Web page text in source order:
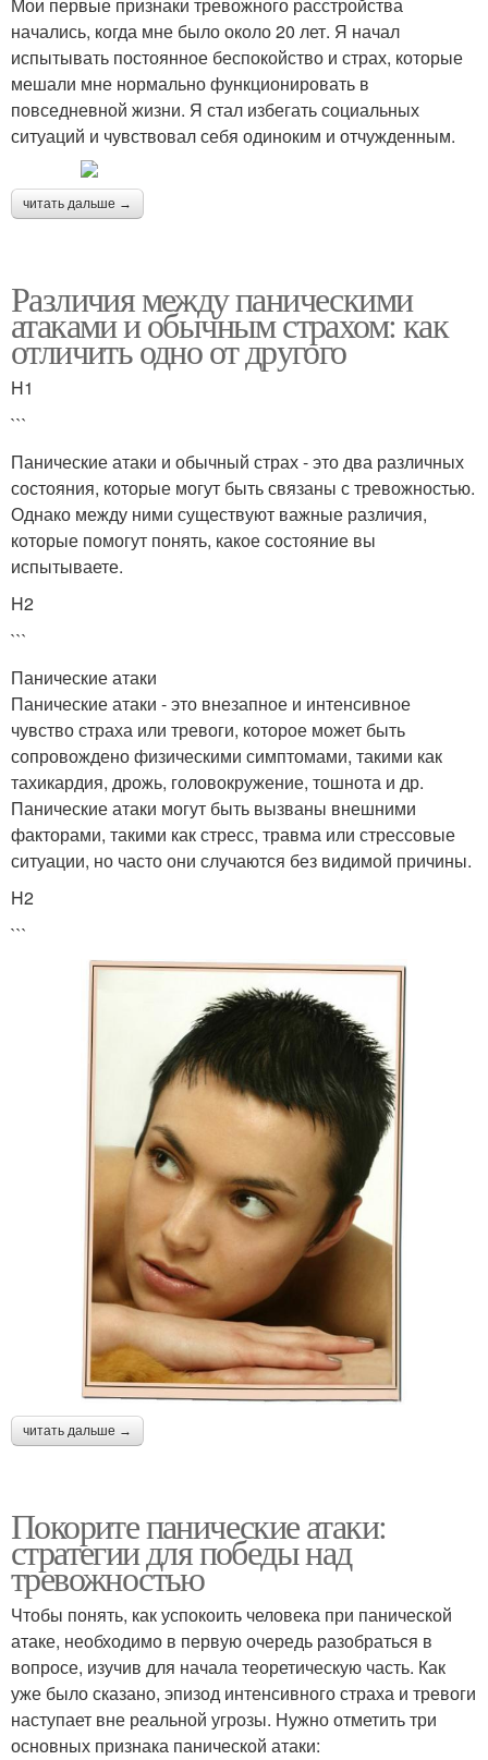
начались, когда мне было около 20 лет. Я начал
испытывать постоянное беспокойство и страх, которые
мешали мне нормально функционировать в
повседневной жизни. Я стал избегать социальных
ситуаций и чувствовал себя одиноким и отчужденным.
читать дальше →
Различия между паническими
атаками и обычным страхом: как
отличить одно от другого
H1
```
Панические атаки и обычный страх - это два различных
состояния, которые могут быть связаны с тревожностью.
Однако между ними существуют важные различия,
которые помогут понять, какое состояние вы
испытываете.
H2
```
Панические атаки
Панические атаки - это внезапное и интенсивное
чувство страха или тревоги, которое может быть
сопровождено физическими симптомами, такими как
тахикардия, дрожь, головокружение, тошнота и др.
Панические атаки могут быть вызваны внешними
факторами, такими как стресс, травма или стрессовые
ситуации, но часто они случаются без видимой причины.
H2
```
читать дальше →
Покорите панические атаки:
стратегии для победы над
тревожностью
Чтобы понять, как успокоить человека при панической
атаке, необходимо в первую очередь разобраться в
вопросе, изучив для начала теоретическую часть. Как
уже было сказано, эпизод интенсивного страха и тревоги
наступает вне реальной угрозы. Нужно отметить три
основных признака панической атаки: